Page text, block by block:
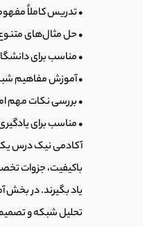
• تدریس کاملاً
• حل مثال‌های
• مناسب برای
• آموزش مفاهیم
• بررسی نکات مهم
• مناسب برای
آکادمی نیک درس
باکیفیت، جزوات
یاد بگیرند. در
تحلیل شبکه و